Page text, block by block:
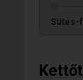
Sütés-